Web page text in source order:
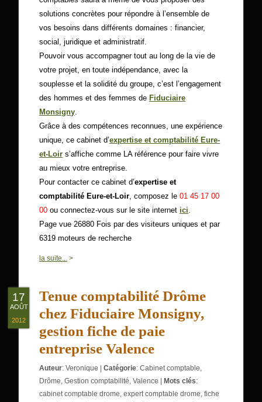
solutions concrètes pour répondre à l’ensemble de
vos besoins dans différents domaines : financier,
social, juridique et administratif.
Pouvoir vous accompagner tout au long de la vie de
votre projet, en toute indépendance, avec la
souplesse et la solidité du groupe, c’est l’engagement
des hommes et des femmes de Fiduciaire
Monsigny.
Grâce à des compétences reconnues, une expérience
unique, ce cabinet d’expertise et comptabilité Eure-
et-Loir s’affiche comme LA référence pour faire vivre
au mieux votre entreprise.
Pour contacter ce cabinet d’expertise et
comptabilité Eure-et-Loir, composez le01 45 17 00
00 ou connectez-vous sur le site internet ici.
Page vue 26880 Fois par des visiteurs uniques et par
6319 moteurs de recherche
la suite... >
Tenue comptabilité Drôme
chez Fiduciaire Monsigny,
gestion fiche de paie
entreprise Valence
Auteur:Veronique |Catégorie:Cabinet comptable,
Drôme,Gestion comptabilité,Valence Mots clés:
cabinet comptable drome,expert comptable drome,fiche
17
AOÛT
2012